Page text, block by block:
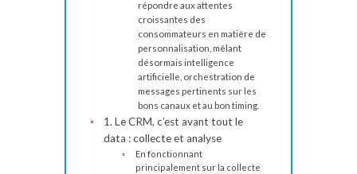
répondre aux attentes
croissantes des
consommateurs en matière de
personnalisation, mêlant
désormais intelligence
artificielle, orchestration de
messages pertinents sur les
bons canaux et au bon timing.
1. Le CRM, c’est avant tout le
data : collecte et analyse
En fonctionnant
principalement sur la collecte